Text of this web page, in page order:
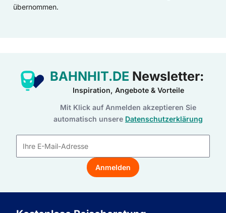
übernommen.
BAHNHIT.DE Newsletter:
Inspiration, Angebote & Vorteile
Mit Klick auf Anmelden akzeptieren Sie
automatisch unsere Datenschutzerklärung
E-
Mail-
Adresse
Anmelden